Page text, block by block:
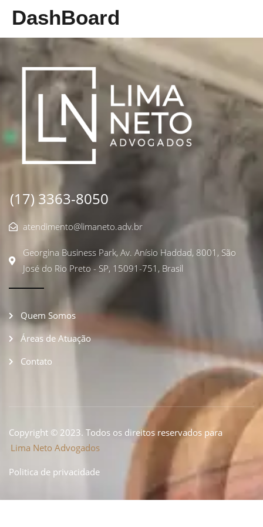
DashBoard
(17) 3363-8050
atendimento@limaneto.adv.br
Georgina Business Park, Av. Anísio Haddad, 8001, São
José do Rio Preto - SP, 15091-751, Brasil
Quem Somos
Áreas de Atuação
Contato
Copyright © 2023. Todos os direitos reservados para
Lima Neto Advogados
Politica de privacidade